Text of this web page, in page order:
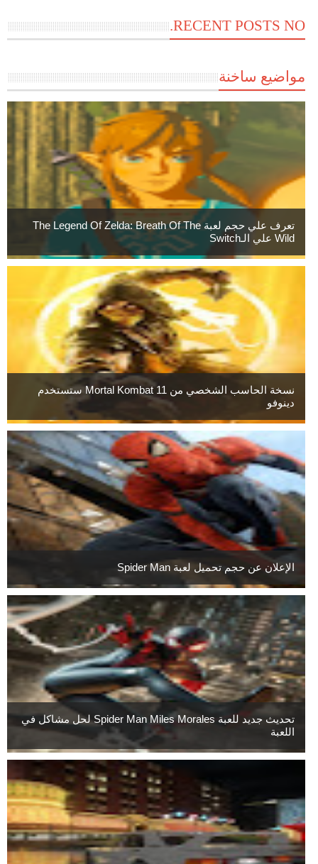
RECENT POSTS NO.
مواضيع ساخنة
تعرف علي حجم لعبة The Legend Of Zelda: Breath Of The
Wild علي الـSwitch
نسخة الحاسب الشخصي من Mortal Kombat 11 ستستخدم
دينوفو
الإعلان عن حجم تحميل لعبة Spider Man
تحديث جديد للعبة Spider Man Miles Morales لحل مشاكل في
اللعبة